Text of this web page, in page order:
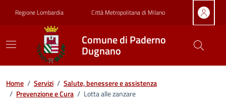
Regione Lombardia Città Metropolitana di Milano
Comune di Paderno
Dugnano
Home / Servizi / Salute, benessere e assistenza
/ Prevenzione e Cura / Lotta alle zanzare